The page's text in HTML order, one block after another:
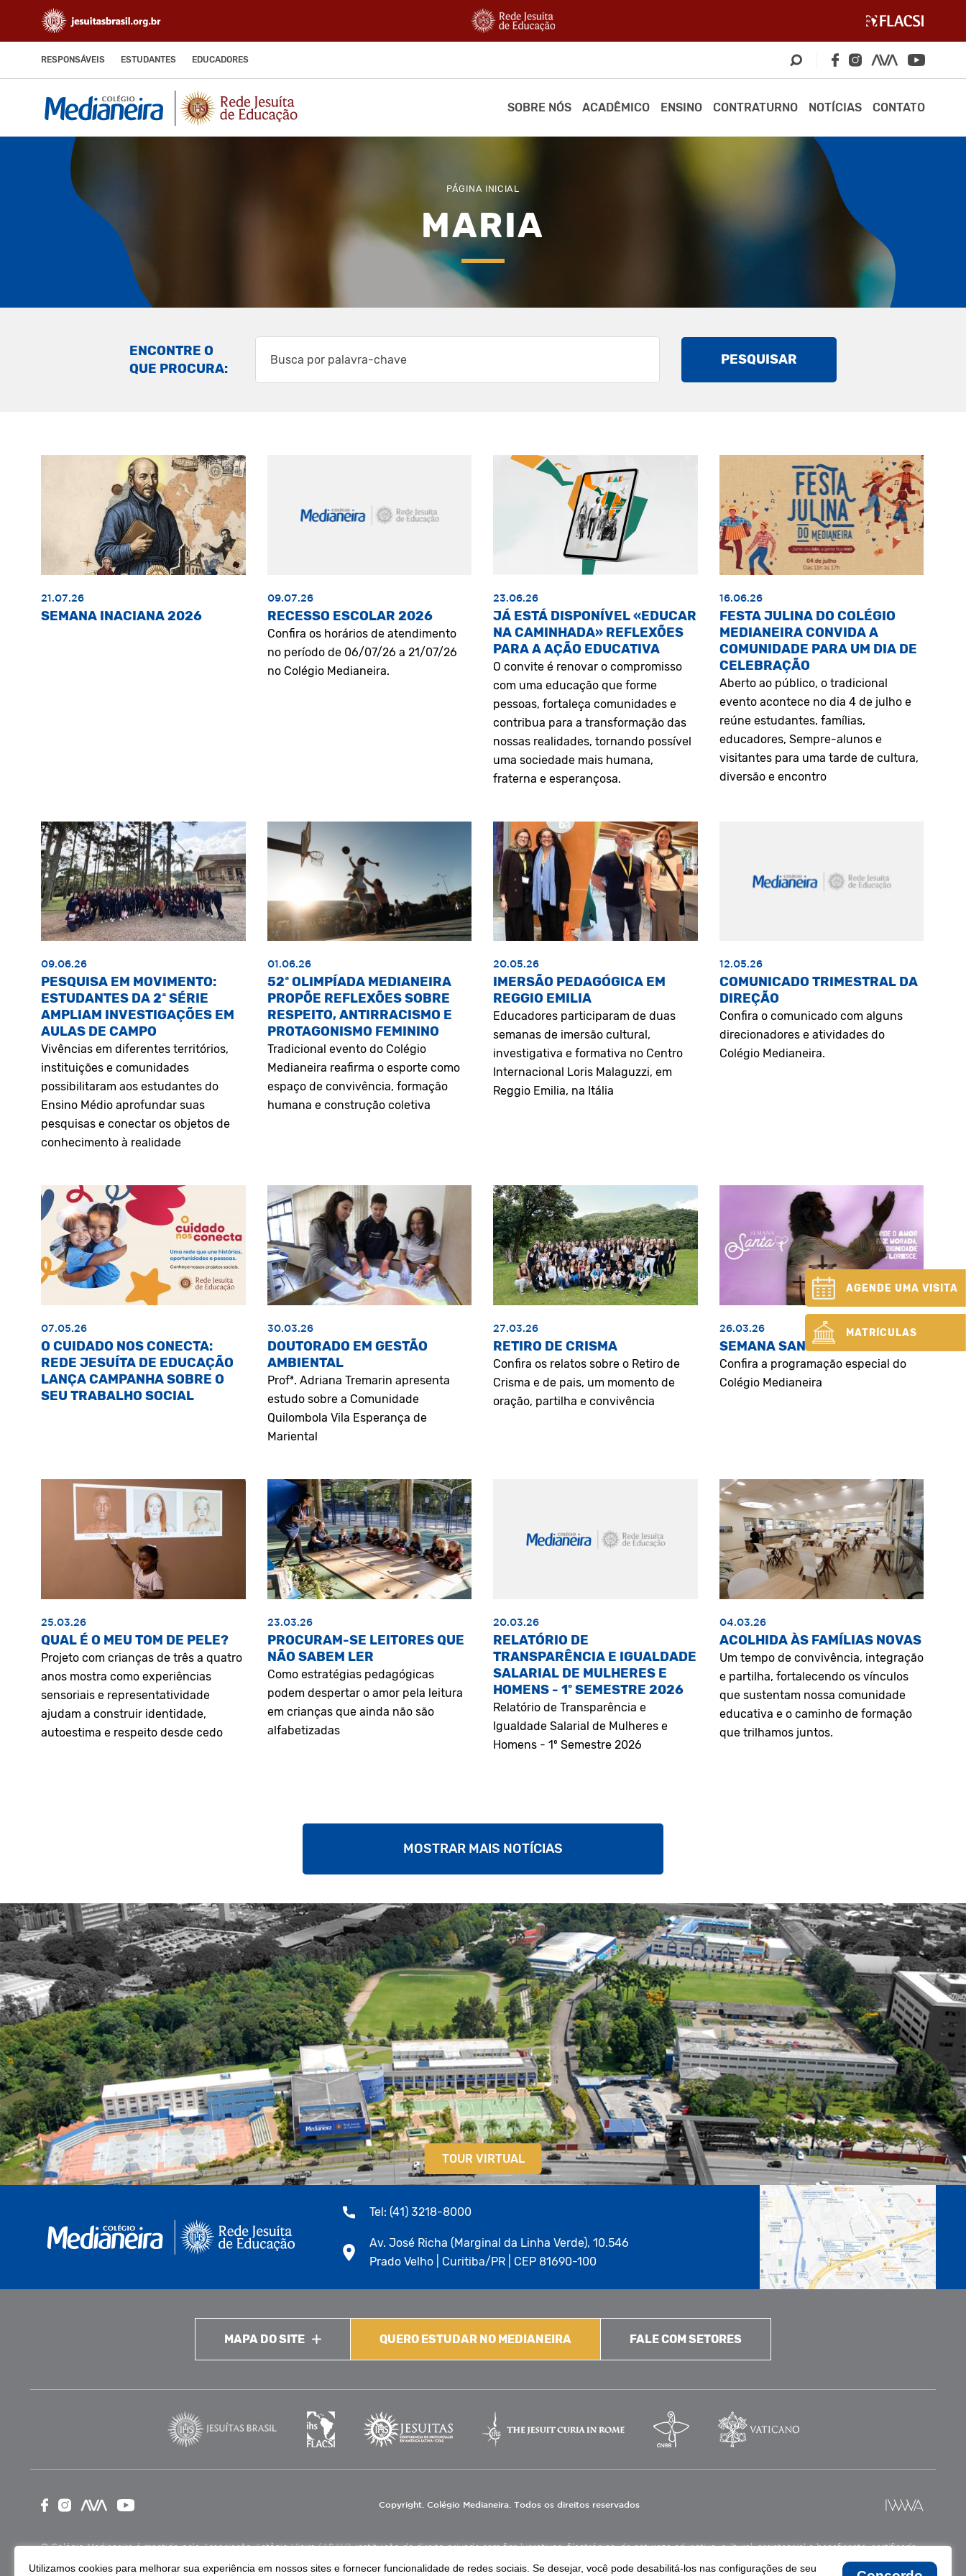
RESPONSÁVEIS ESTUDANTES EDUCADORES
SOBRE NÓS ACADÊMICO ENSINO CONTRATURNO NOTÍCIAS CONTATO
PÁGINA INICIAL
MARIA
ENCONTRE O
QUE PROCURA:
PESQUISAR
21.07.26
SEMANA INACIANA 2026
09.07.26
RECESSO ESCOLAR 2026
Confira os horários de atendimento
no período de 06/07/26 a 21/07/26
no Colégio Medianeira.
23.06.26
JÁ ESTÁ DISPONÍVEL «EDUCAR
NA CAMINHADA» REFLEXÕES
PARA A AÇÃO EDUCATIVA
O convite é renovar o compromisso
com uma educação que forme
pessoas, fortaleça comunidades e
contribua para a transformação das
nossas realidades, tornando possível
uma sociedade mais humana,
fraterna e esperançosa.
16.06.26
FESTA JULINA DO COLÉGIO
MEDIANEIRA CONVIDA A
COMUNIDADE PARA UM DIA DE
CELEBRAÇÃO
Aberto ao público, o tradicional
evento acontece no dia 4 de julho e
reúne estudantes, famílias,
educadores, Sempre-alunos e
visitantes para uma tarde de cultura,
diversão e encontro
09.06.26
PESQUISA EM MOVIMENTO:
ESTUDANTES DA 2ª SÉRIE
AMPLIAM INVESTIGAÇÕES EM
AULAS DE CAMPO
Vivências em diferentes territórios,
instituições e comunidades
possibilitaram aos estudantes do
Ensino Médio aprofundar suas
pesquisas e conectar os objetos de
conhecimento à realidade
01.06.26
52ª OLIMPÍADA MEDIANEIRA
PROPÕE REFLEXÕES SOBRE
RESPEITO, ANTIRRACISMO E
PROTAGONISMO FEMININO
Tradicional evento do Colégio
Medianeira reafirma o esporte como
espaço de convivência, formação
humana e construção coletiva
20.05.26
IMERSÃO PEDAGÓGICA EM
REGGIO EMILIA
Educadores participaram de duas
semanas de imersão cultural,
investigativa e formativa no Centro
Internacional Loris Malaguzzi, em
Reggio Emilia, na Itália
12.05.26
COMUNICADO TRIMESTRAL DA
DIREÇÃO
Confira o comunicado com alguns
direcionadores e atividades do
Colégio Medianeira.
07.05.26
O CUIDADO NOS CONECTA:
REDE JESUÍTA DE EDUCAÇÃO
LANÇA CAMPANHA SOBRE O
SEU TRABALHO SOCIAL
30.03.26
DOUTORADO EM GESTÃO
AMBIENTAL
Profª. Adriana Tremarin apresenta
estudo sobre a Comunidade
Quilombola Vila Esperança de
Mariental
27.03.26
RETIRO DE CRISMA
Confira os relatos sobre o Retiro de
Crisma e de pais, um momento de
oração, partilha e convivência
26.03.26
SEMANA SANTA
Confira a programação especial do
Colégio Medianeira
25.03.26
QUAL É O MEU TOM DE PELE?
Projeto com crianças de três a quatro
anos mostra como experiências
sensoriais e representatividade
ajudam a construir identidade,
autoestima e respeito desde cedo
23.03.26
PROCURAM-SE LEITORES QUE
NÃO SABEM LER
Como estratégias pedagógicas
podem despertar o amor pela leitura
em crianças que ainda não são
alfabetizadas
20.03.26
RELATÓRIO DE
TRANSPARÊNCIA E IGUALDADE
SALARIAL DE MULHERES E
HOMENS - 1º SEMESTRE 2026
Relatório de Transparência e
Igualdade Salarial de Mulheres e
Homens - 1º Semestre 2026
04.03.26
ACOLHIDA ÀS FAMÍLIAS NOVAS
Um tempo de convivência, integração
e partilha, fortalecendo os vínculos
que sustentam nossa comunidade
educativa e o caminho de formação
que trilhamos juntos.
MOSTRAR MAIS NOTÍCIAS
AGENDE UMA VISITA
MATRÍCULAS
TOUR VIRTUAL
Tel: (41) 3218-8000
Av. José Richa (Marginal da Linha Verde), 10.546
Prado Velho | Curitiba/PR | CEP 81690-100
MAPA DO SITE QUERO ESTUDAR NO MEDIANEIRA FALE COM SETORES
Copyright. Colégio Medianeira. Todos os direitos reservados
O Colégio Medianeira é mantido pela Associação Antônio Vieira (ASAV), instituição de direito privado sem fins lucrativos, filantrópica, de natureza educativa, cultural, assistencial e beneficente, certificada
Utilizamos cookies para melhorar sua experiência em nossos sites e fornecer funcionalidade de redes sociais. Se desejar, você pode desabilitá-los nas configurações de seu